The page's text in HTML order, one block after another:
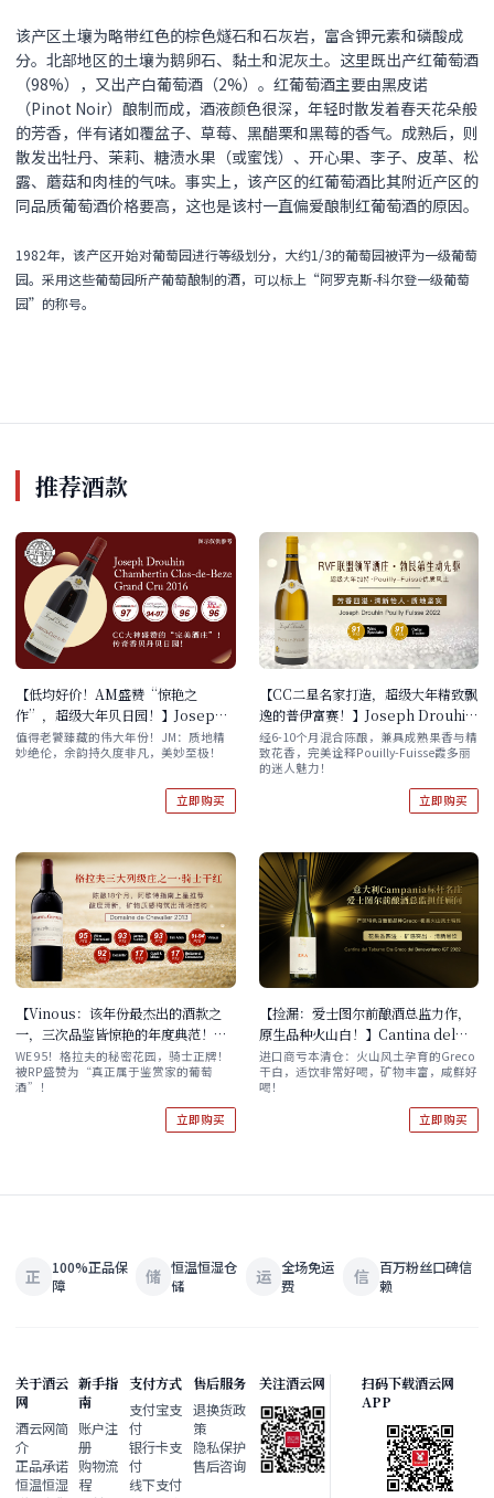
该产区土壤为略带红色的棕色燧石和石灰岩，富含钾元素和磷酸成
分。北部地区的土壤为鹅卵石、黏土和泥灰土。这里既出产红葡萄酒
（98%），又出产白葡萄酒（2%）。红葡萄酒主要由黑皮诺
（Pinot Noir）酿制而成，酒液颜色很深，年轻时散发着春天花朵般
的芳香，伴有诸如覆盆子、草莓、黑醋栗和黑莓的香气。成熟后，则
散发出牡丹、茉莉、糖渍水果（或蜜饯）、开心果、李子、皮革、松
露、蘑菇和肉桂的气味。事实上，该产区的红葡萄酒比其附近产区的
同品质葡萄酒价格要高，这也是该村一直偏爱酿制红葡萄酒的原因。
1982年，该产区开始对葡萄园进行等级划分，大约1/3的葡萄园被评为一级葡萄
园。采用这些葡萄园所产葡萄酿制的酒，可以标上“阿罗克斯-科尔登一级葡萄
园”的称号。
推荐酒款
【低均好价！AM盛赞“惊艳之
作”，超级大年贝日园！】Joseph
Drouhin Chambertin Clos-de-
Beze Grand Cru 2016 现货
值得老饕臻藏的伟大年份！JM：质地精
妙绝伦，余韵持久度非凡，美妙至极！
立即购买
【CC二星名家打造，超级大年精致飘
逸的普伊富赛！】Joseph Drouhin
Pouilly-Fuisse 2022
经6-10个月混合陈酿，兼具成熟果香与精
致花香，完美诠释Pouilly-Fuisse霞多丽
的迷人魅力！
立即购买
【Vinous：该年份最杰出的酒款之
一，三次品鉴皆惊艳的年度典范！】
Domaine de Chevalier 2013
WE 95！格拉夫的秘密花园，骑士正牌！
被RP盛赞为“真正属于鉴赏家的葡萄
酒”！
立即购买
【捡漏：爱士图尔前酿酒总监力作，
原生品种火山白！】Cantina del
Taburno Era Greco del
Beneventano IGT 2022 单支/双
支/六支原箱
进口商亏本清仓：火山风土孕育的Greco
干白，适饮非常好喝，矿物丰富，咸鲜好
喝！
立即购买
正
100%正品保
障
储 恒温恒湿仓
储
运 全场免运
费
信 百万粉丝口碑信
赖
关于酒云
网
酒云网简
介
正品承诺
恒温恒湿
新手指
南
账户注
册
购物流
程
支付方式
支付宝支
付
银行卡支
付
线下支付
售后服务
退换货政
策
隐私保护
售后咨询
关注酒云网
扫码下载酒云网
APP